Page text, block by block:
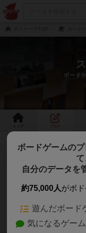
ボード
約3年前 2023年05月
あめかえるのウ
あめかえるのウェブ
くださいね。https://
573 ページビュー
ボードゲームの
て
自分のデータを
約75,000人がボ
遊んだボード
気になるゲー